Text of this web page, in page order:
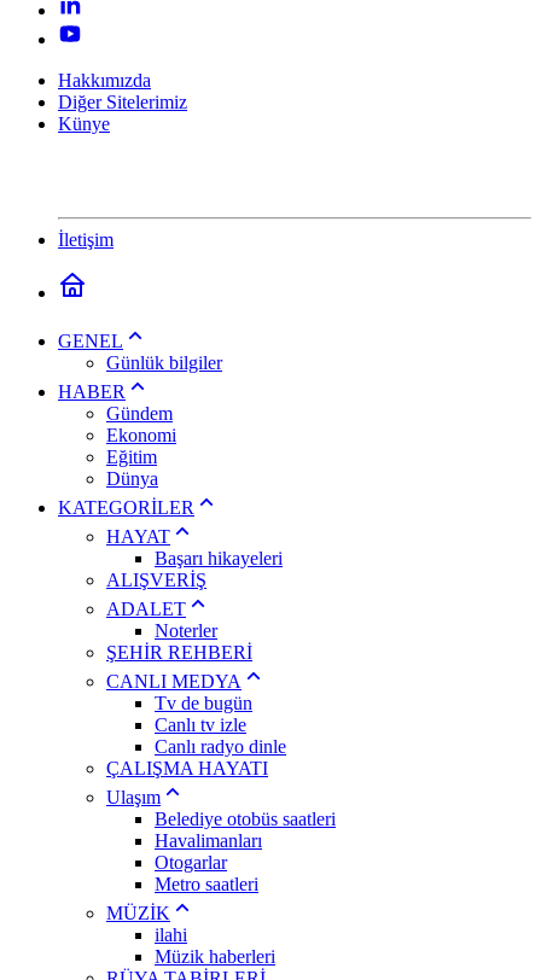
Hakkımızda
Diğer Sitelerimiz
Künye
İletişim
GENEL
Günlük bilgiler
HABER
Gündem
Ekonomi
Eğitim
Dünya
KATEGORİLER
HAYAT
Başarı hikayeleri
ALIŞVERİŞ
ADALET
Noterler
ŞEHİR REHBERİ
CANLI MEDYA
Tv de bugün
Canlı tv izle
Canlı radyo dinle
ÇALIŞMA HAYATI
Ulaşım
Belediye otobüs saatleri
Havalimanları
Otogarlar
Metro saatleri
MÜZİK
ilahi
Müzik haberleri